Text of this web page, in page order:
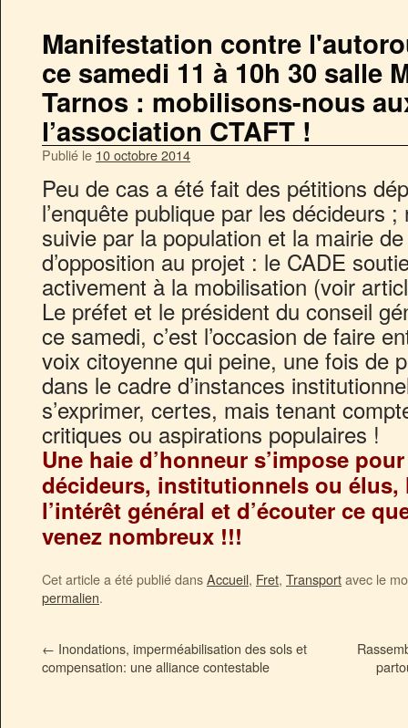
Manifestation contre
ce samedi 11 à 10h 30 salle
Tarnos : mobilisons-nous
l’association CTAFT !
Publié le 10 octobre 2014
Peu de cas a été fait des pétitions
l’enquête publique par les décideurs
suivie par la population et la mairie
d’opposition au projet : le CADE
activement à la mobilisation (voir
Le préfet et le président du conseil
ce samedi, c’est l’occasion de faire
voix citoyenne qui peine, une fois de
dans le cadre d’instances
s’exprimer, certes, mais tenant
critiques ou aspirations populaires !
Une haie d’honneur s’impose
décideurs, institutionnels ou élus,
l’intérêt général et d’écouter ce
venez nombreux !!!
Cet article a été publié dansAccueil, Fret, Transportavec le
permalien.
← Inondations, imperméabilisation des sols et
compensation‏: une alliance contestable